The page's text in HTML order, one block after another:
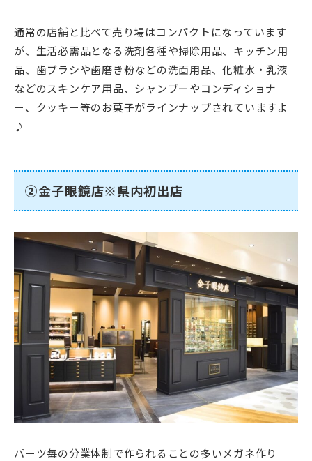
通常の店舗と比べて売り場はコンパクトになっています
が、生活必需品となる洗剤各種や掃除用品、キッチン用
品、歯ブラシや歯磨き粉などの洗面用品、化粧水・乳液
などのスキンケア用品、シャンプーやコンディショナ
ー、クッキー等のお菓子がラインナップされていますよ
♪
②金子眼鏡店※県内初出店
パーツ毎の分業体制で作られることの多いメガネ作り